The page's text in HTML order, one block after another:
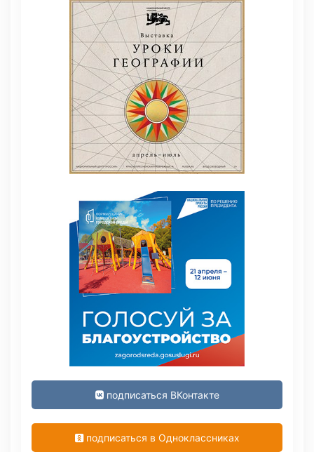
подписаться ВКонтакте
подписаться в Одноклассниках